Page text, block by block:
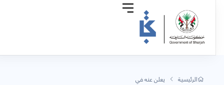
الرئيسية يعلن عنه في